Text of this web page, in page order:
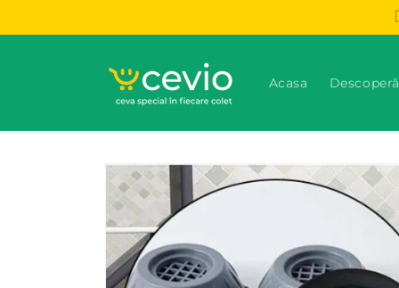
Acasa
informațiile
despre
produs